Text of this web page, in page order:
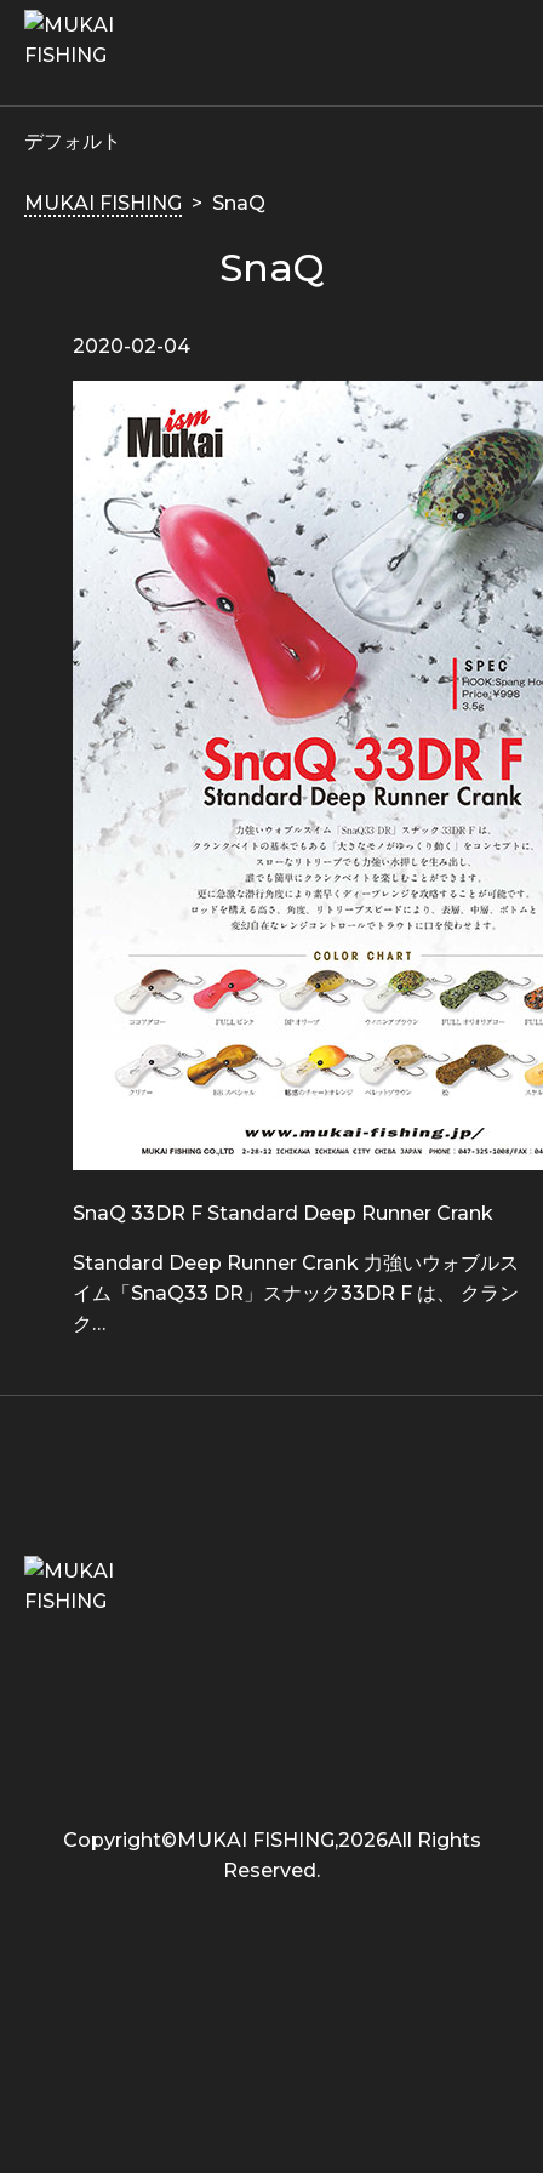
デフォルト
MUKAI FISHING SnaQ
SnaQ
2020-02-04
SnaQ 33DR F Standard Deep Runner Crank
Standard Deep Runner Crank 力強いウォブルス
イム「SnaQ33 DR」スナック33DR F は、 クラン
ク…
Copyright©MUKAI FISHING,2026All Rights
Reserved.